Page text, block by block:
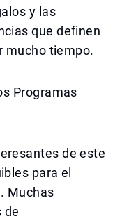
y las
que definen
mucho tiempo.
Programas
de este
para el
Muchas
de